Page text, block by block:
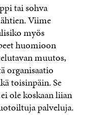
tai sohva
Viime
myös
huomioon
muutos,
organisaatio
toisinpäin. Se
ole koskaan liian
palveluja.